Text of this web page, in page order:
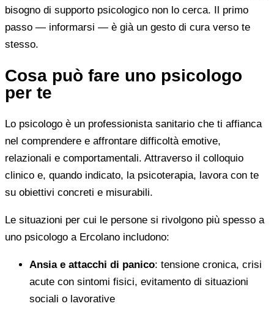
bisogno di supporto psicologico non lo cerca. Il primo
passo — informarsi — è già un gesto di cura verso te
stesso.
Cosa può fare uno psicologo
per te
Lo psicologo è un professionista sanitario che ti affianca
nel comprendere e affrontare difficoltà emotive,
relazionali e comportamentali. Attraverso il colloquio
clinico e, quando indicato, la psicoterapia, lavora con te
su obiettivi concreti e misurabili.
Le situazioni per cui le persone si rivolgono più spesso a
uno psicologo a Ercolano includono:
Ansia e attacchi di panico: tensione cronica, crisi
acute con sintomi fisici, evitamento di situazioni
sociali o lavorative